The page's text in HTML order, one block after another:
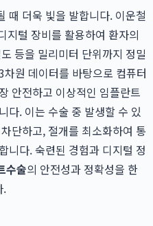
때 더욱 빛을 발합니다. 이운철
지털 장비를 활용하여 환자의
등을 밀리미터 단위까지 정밀
원 데이터를 바탕으로 컴퓨터
안전하고 이상적인 임플란트
다. 이는 수술 중 발생할 수 있
단하고, 절개를 최소화하여 통
니다. 숙련된 경험과 디지털 정
수술의 안전성과 정확성을 한
.